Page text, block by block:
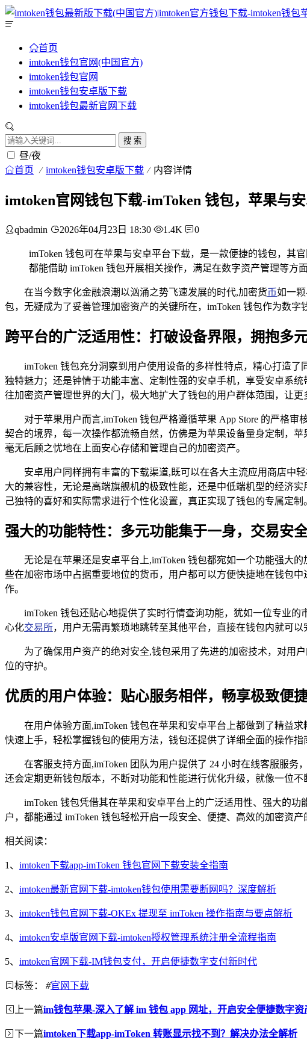
首页
imtoken钱包官网(中国官方)
imtoken钱包官网
imtoken钱包安卓版下载
imtoken钱包最新官网下载
搜 索
昼/夜
首页 imtoken钱包安卓版下载 内容详情
imtoken官网钱包下载-imToken 钱包，苹果与
qbadmin 2026年04月23日 18:30 1.4K 0
imToken 钱包可在苹果与安卓平台下载，是一款便捷的钱包，其
都能借助 imToken 钱包开展相关操作，满足在数字资产管理等方
在当今数字化金融浪潮以汹涌之势飞速发展的时代,加密货币如一
包，无疑成为了妥善管理加密资产的关键所在，imToken 钱包作为数
跨平台的广泛适用性：打破设备界限，拥抱多
imToken 钱包充分洞察到用户使用设备的多样性特点，精心打造
独特魅力；还是钟情于功能丰富、定制性强的安卓手机，享受安卓系
往加密资产管理世界的大门，极大地扩大了钱包的用户群体范围，让
对于苹果用户而言,imToken 钱包严格遵循苹果 App Store 的严格
契合的境界，每一次操作都流畅自然，仿佛是为苹果设备量身定制，
毫无后顾之忧地在上面安心存储和管理自己的加密资产。
安卓用户同样拥有丰富的下载渠道,既可以在各大主流应用商店中
大的兼容性，无论是高端旗舰机的极致性能，还是中低端机型的经济
己独特的喜好和实际需求进行个性化设置，真正实现了钱包的专属定制
强大的功能特性：多元功能集于一身，交易安
无论是在苹果还是安卓平台上,imToken 钱包都宛如一个功能强大
些在加密市场中占据重要地位的货币，用户都可以方便快捷地在钱包
作。
imToken 钱包还贴心地提供了实时行情查询功能，犹如一位专业
心化交易所，用户无需再繁琐地跳转至其他平台，直接在钱包内就可
为了确保用户资产的绝对安全,钱包采用了先进的加密技术，对用
位的守护。
优质的用户体验：贴心服务相伴，畅享极致便
在用户体验方面,imToken 钱包在苹果和安卓平台上都做到了精益
快速上手，轻松掌握钱包的使用方法，钱包还提供了详细全面的操作
在客服支持方面,imToken 团队为用户提供了 24 小时在线客服服
还会定期更新钱包版本，不断对功能和性能进行优化升级，就像一位
imToken 钱包凭借其在苹果和安卓平台上的广泛适用性、强大的
户，都能通过 imToken 钱包轻松开启一段安全、便捷、高效的加密资产
相关阅读：
1、 imtoken下载app-imToken 钱包官网下载安装全指南
2、 imtoken最新官网下载-imtoken钱包使用需要断网吗？深度解析
3、 imtoken钱包官网下载-OKEx 提现至 imToken 操作指南与要点解析
4、 imtoken安卓版官网下载-imtoken授权管理系统注册全流程指南
5、 imtoken官网下载-IM钱包支付，开启便捷数字支付新时代
标签： #官网下载
上一篇im钱包苹果-深入了解 im 钱包 app 网址，开启安全便捷数字资
下一篇imtoken下载app-imToken 转账显示找不到？解决办法全解析